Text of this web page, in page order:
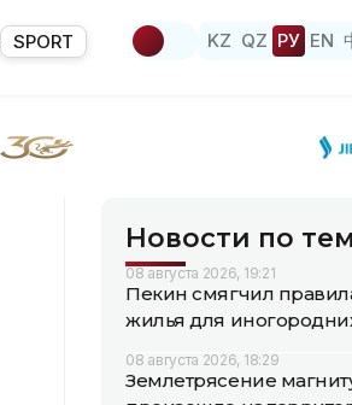
SPORT KZ QZ РУ EN
Новости по
08 августа 2026, 19:21
Пекин смягчил
жилья для
08 августа 2026, 18:29
Землетрясение